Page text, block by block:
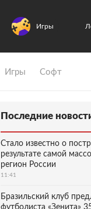
Игры
Игры Софт
Последние
Стало известно о
результате самой
регион России
11:41
Бразильский клуб
футболиста «Зенита»